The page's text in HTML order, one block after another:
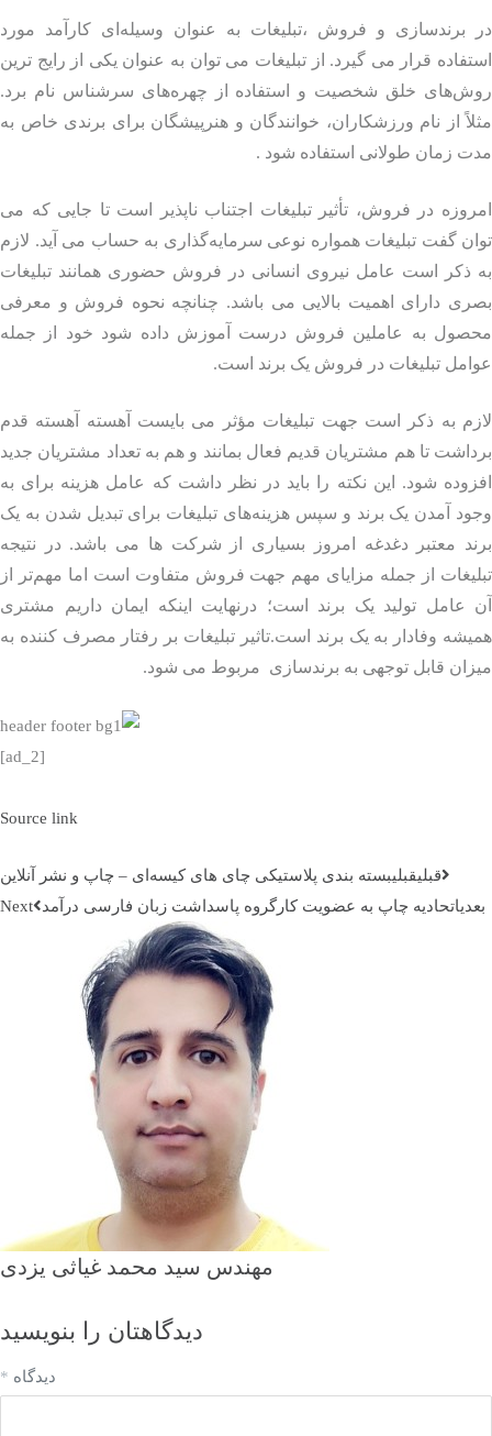
برندسازی و فروش ،تبلیغات به عنوان وسیله‌ای کارآمد مورد
قرار می گیرد. از تبلیغات می توان به عنوان یکی از رایج ترین
خلق شخصیت و استفاده از چهره‌های سرشناس نام برد.
از نام ورزشکاران، خوانندگان و هنرپیشگان برای برندی خاص به
زمان طولانی استفاده شود .
در فروش، تأثیر تبلیغات اجتناب ناپذیر است تا جایی که می
گفت تبلیغات همواره نوعی سرمایه‌گذاری به حساب می آید. لازم
ذکر است عامل نیروی انسانی در فروش حضوری همانند تبلیغات
دارای اهمیت بالایی می باشد. چنانچه نحوه فروش و معرفی
به عاملین فروش درست آموزش داده شود خود از جمله
تبلیغات در فروش یک برند است.
به ذکر است جهت تبلیغات مؤثر می بایست آهسته آهسته قدم
تا هم مشتریان قدیم فعال بمانند و هم به تعداد مشتریان جدید
شود. این نکته را باید در نظر داشت که عامل هزینه برای به
آمدن یک برند و سپس هزینه‌های تبلیغات برای تبدیل شدن به یک
معتبر دغدغه امروز بسیاری از شرکت ها می باشد. در نتیجه
از جمله مزایای مهم جهت فروش متفاوت است اما مهم‌تر از
عامل تولید یک برند است؛ درنهایت اینکه ایمان داریم مشتری
وفادار به یک برند است.تاثیر تبلیغات بر رفتار مصرف کننده به
قابل توجهی به برندسازی مربوط می شود.
Source link
قبليقبلیبسته بندی پلاستیکی چای های کیسه‌‌ای – چاپ و نشر آنلاین
اتحادیه چاپ به عضویت کارگروه پاسداشت زبان فارسی درآمد
مهندس سید محمد غیاثی یزدی
دیدگاهتان را بنویسید
دیدگاه*